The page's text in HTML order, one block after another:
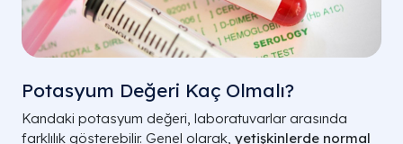
Potasyum Değeri Kaç Olmalı?
Kandaki potasyum değeri, laboratuvarlar arasında
farklılık gösterebilir. Genel olarak, yetişkinlerde normal